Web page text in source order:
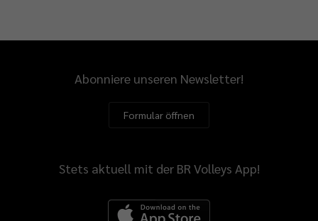
Abonniere unseren Newsletter!
Formular öffnen
Stets aktuell mit der BR Volleys App!